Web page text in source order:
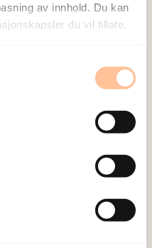
av innhold. Du kan
du vil tillate.
og kompetanse
Formålet er å bidra
de helsemessige og
vold og traumatisk